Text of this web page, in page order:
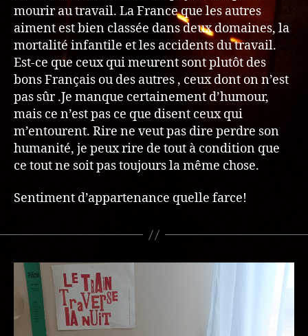
mourir au travail. La France que les autres
aiment est bien classée dans deux domaines, la
mortalité infantile et les accidents du travail.
Est-ce que ceux qui meurent sont plutôt des
bons Français ou des autres , ceux dont on n’est
pas sûr .Je manque certainement d’humour,
mais ce n’est pas ce que disent ceux qui
m’entourent. Rire ne veut pas dire perdre son
humanité, je peux rire de tout à condition que
ce tout ne soit pas toujours la même chose.
Sentiment d’appartenance quelle farce!